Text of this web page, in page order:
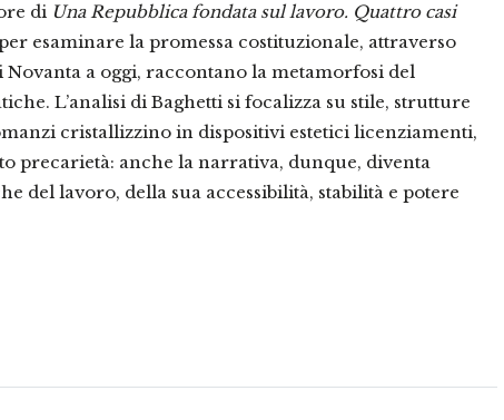
di Una Repubblica fondata sul lavoro. Quattro casi
esaminare la promessa costituzionale, attraverso
a oggi, raccontano la metamorfosi del
L’analisi di Baghetti si focalizza su stile, strutture
cristallizzino in dispositivi estetici licenziamenti,
precarietà: anche la narrativa, dunque, diventa
del lavoro, della sua accessibilità, stabilità e potere